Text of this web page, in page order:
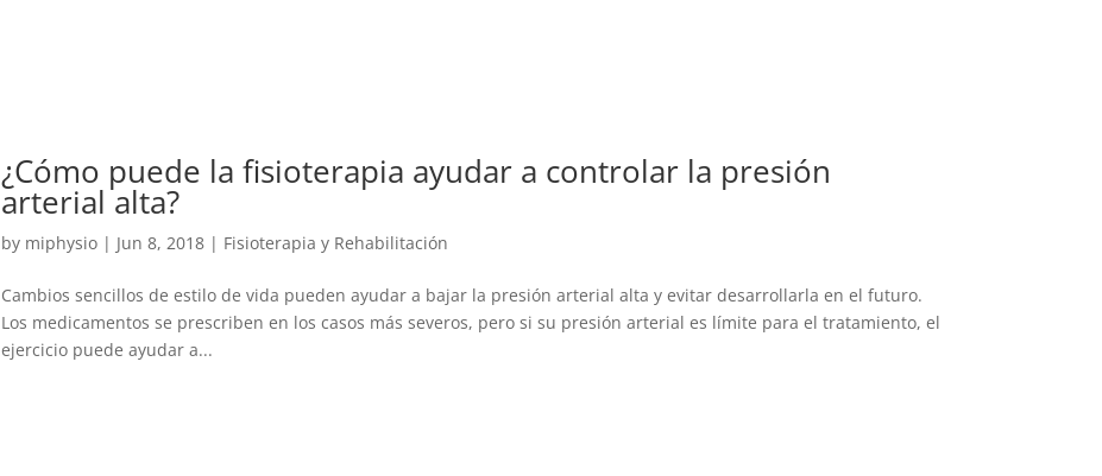
¿Cómo puede la fisioterapia ayudar a controlar la presión
arterial alta?
by miphysio| Jun 8, 2018| Fisioterapia y Rehabilitación
Cambios sencillos de estilo de vida pueden ayudar a bajar la presión arterial alta y evitar desarrollarla en el futuro.
Los medicamentos se prescriben en los casos más severos, pero si su presión arterial es límite para el tratamiento, el
ejercicio puede ayudar a...